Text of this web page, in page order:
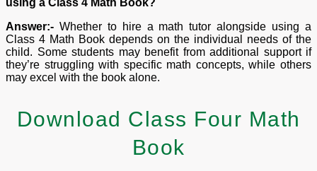
Answer:- Whether to hire a math tutor alongside using a
Class 4 Math Book depends on the individual needs of the
child. Some students may benefit from additional support if
they’re struggling with specific math concepts, while others
may excel with the book alone.
Download Class Four Math
Book